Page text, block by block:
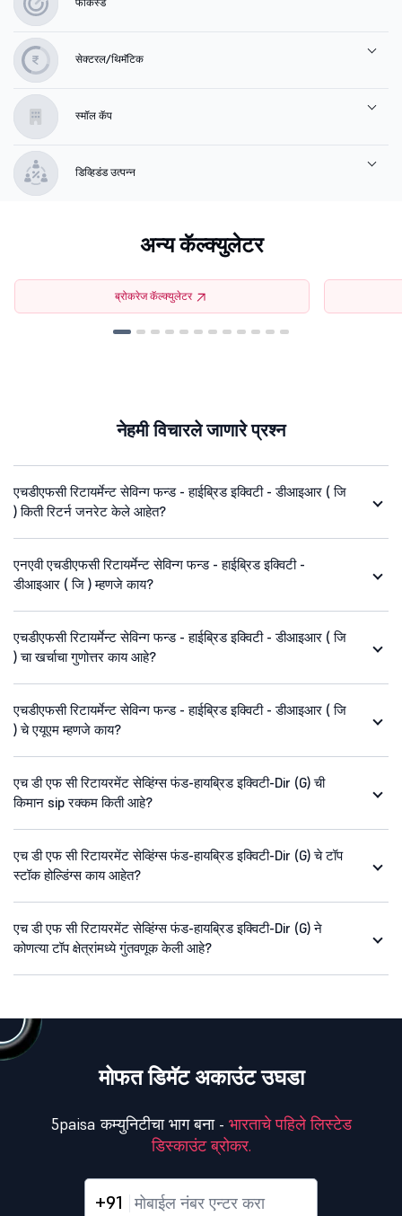
सेक्टरल/थिमॅटिक
स्मॉल कॅप
डिव्हिडंड उत्पन्न
अन्य कॅल्क्युलेटर
ब्रोकरेज कॅल्क्युलेटर
नेहमी विचारले जाणारे प्रश्न
एचडीएफसी रिटायर्मेन्ट सेविन्ग फन्ड - हाईब्रिड इक्विटी - डीआइआर ( जि
) किती रिटर्न जनरेट केले आहेत?
एनएवी एचडीएफसी रिटायर्मेन्ट सेविन्ग फन्ड - हाईब्रिड इक्विटी -
डीआइआर ( जि ) म्हणजे काय?
एचडीएफसी रिटायर्मेन्ट सेविन्ग फन्ड - हाईब्रिड इक्विटी - डीआइआर ( जि
) चा खर्चाचा गुणोत्तर काय आहे?
एचडीएफसी रिटायर्मेन्ट सेविन्ग फन्ड - हाईब्रिड इक्विटी - डीआइआर ( जि
) चे एयूएम म्हणजे काय?
एच डी एफ सी रिटायरमेंट सेव्हिंग्स फंड-हायब्रिड इक्विटी-Dir (G) ची
किमान sip रक्कम किती आहे?
एच डी एफ सी रिटायरमेंट सेव्हिंग्स फंड-हायब्रिड इक्विटी-Dir (G) चे टॉप
स्टॉक होल्डिंग्स काय आहेत?
एच डी एफ सी रिटायरमेंट सेव्हिंग्स फंड-हायब्रिड इक्विटी-Dir (G) ने
कोणत्या टॉप क्षेत्रांमध्ये गुंतवणूक केली आहे?
मोफत डिमॅट अकाउंट उघडा
5paisa कम्युनिटीचा भाग बना - भारताचे पहिले लिस्टेड
डिस्काउंट ब्रोकर.
+91